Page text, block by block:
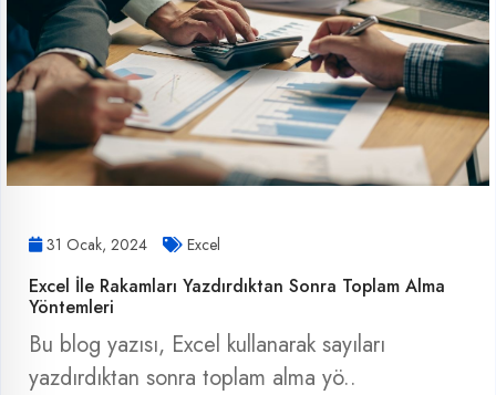
31 Ocak, 2024 Excel
Excel İle Rakamları Yazdırdıktan Sonra Toplam Alma
Yöntemleri
Bu blog yazısı, Excel kullanarak sayıları
yazdırdıktan sonra toplam alma yö..